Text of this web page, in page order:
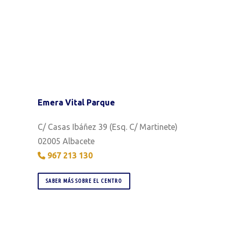
Emera Vital Parque
C/ Casas Ibáñez 39 (Esq. C/ Martinete)
02005 Albacete
967 213 130
SABER MÁS SOBRE EL CENTRO